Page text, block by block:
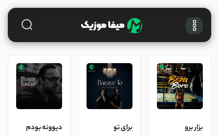
بزار برو برای تو دیوونه بودم